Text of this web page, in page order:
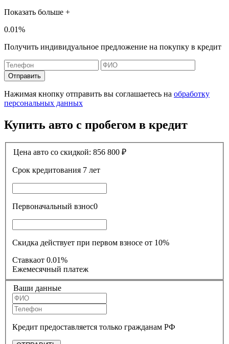
Показать больше +
0.01%
Получить индивидуальное предложение на покупку в кредит
Отправить
Нажимая кнопку отправить вы соглашаетесь на обработку
персональных данных
Купить авто с пробегом в кредит
Цена авто со скидкой: 856 800 ₽
Срок кредитования 7 лет
Первоначальный взнос0
Скидка действует при первом взносе от 10%
Ставкаот 0.01%
Ежемесячный платеж
Ваши данные
Кредит предоставляется только гражданам РФ